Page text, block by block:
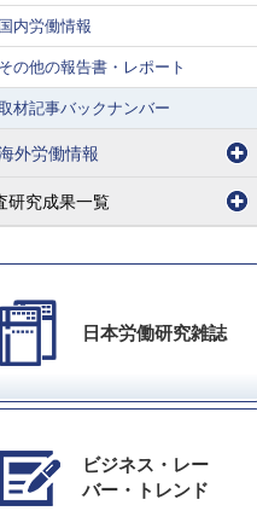
国内労働情報
その他の報告書・レポート
材記事バックナンバー
外労働情報
研究成果一覧
日本労働研究雑誌
ビジネス・レー
バー・トレンド